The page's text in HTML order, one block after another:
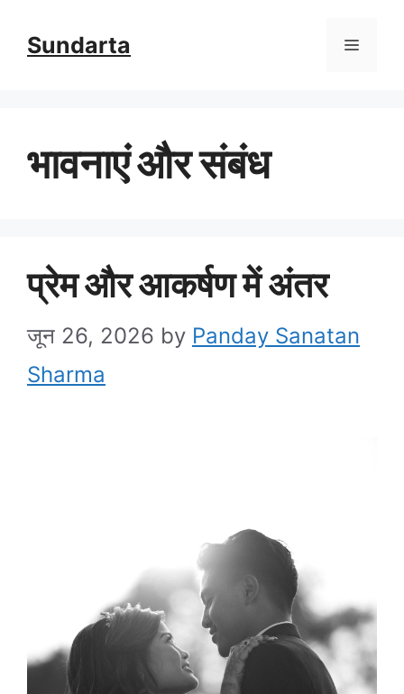
Sundarta Menu
भावनाएं और संबंध
प्रेम और आकर्षण में अंतर
जून 26, 2026 by Panday Sanatan
Sharma